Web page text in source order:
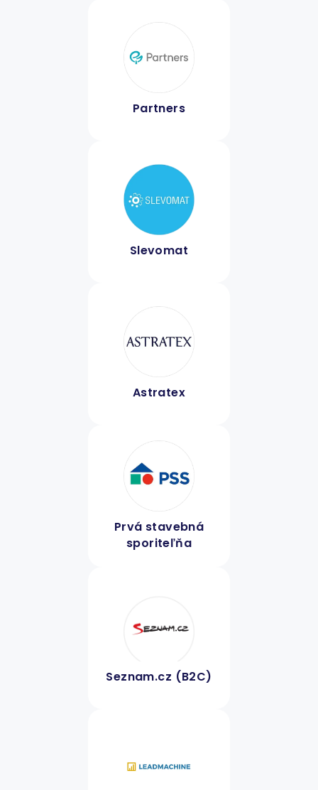
Partners
Slevomat
Astratex
Prvá stavebná
sporiteľňa
Seznam.cz (B2C)